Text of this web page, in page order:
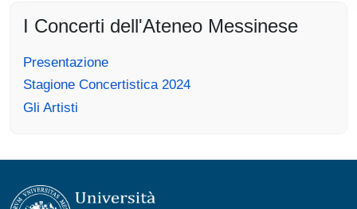
I Concerti dell'Ateneo Messinese
Presentazione
Stagione Concertistica 2024
Gli Artisti